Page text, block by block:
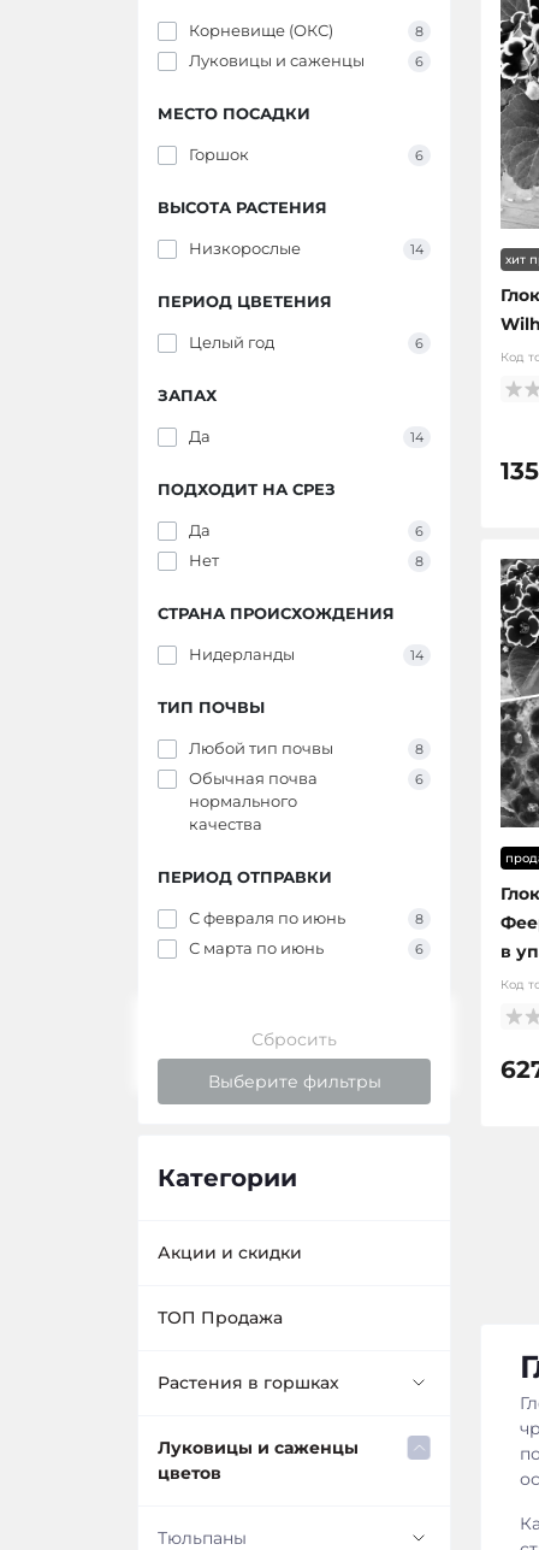
Корневище (ОКС) 8
Луковицы и саженцы 6
МЕСТО ПОСАДКИ
Горшок 6
ВЫСОТА РАСТЕНИЯ
Низкорослые 14
ПЕРИОД ЦВЕТЕНИЯ
Целый год 6
ЗАПАХ
Да 14
ПОДХОДИТ НА СРЕЗ
Да 6
Нет 8
СТРАНА ПРОИСХОЖДЕНИЯ
Нидерланды 14
ТИП ПОЧВЫ
Любой тип почвы 8
Обычная почва
нормального
качества
6
ПЕРИОД ОТПРАВКИ
С февраля по июнь 8
С марта по июнь 6
Сбросить
Выберите фильтры
Категории
Акции и скидки
ТОП Продажа
Растения в горшках
Декоративная трава в
контейнере
Кортадерия в контейнере
Декоративный кустарник в
Луковицы и саженцы
цветов
Тюльпаны
хит
Код
в
Код